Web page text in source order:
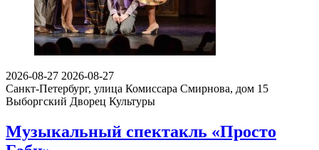
2026-08-27 2026-08-27
Санкт-Петербург, улица Комиссара Смирнова, дом 15
Выборгский Дворец Культуры
Музыкальный спектакль «Просто